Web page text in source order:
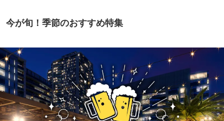
今が旬！季節のおすすめ特集